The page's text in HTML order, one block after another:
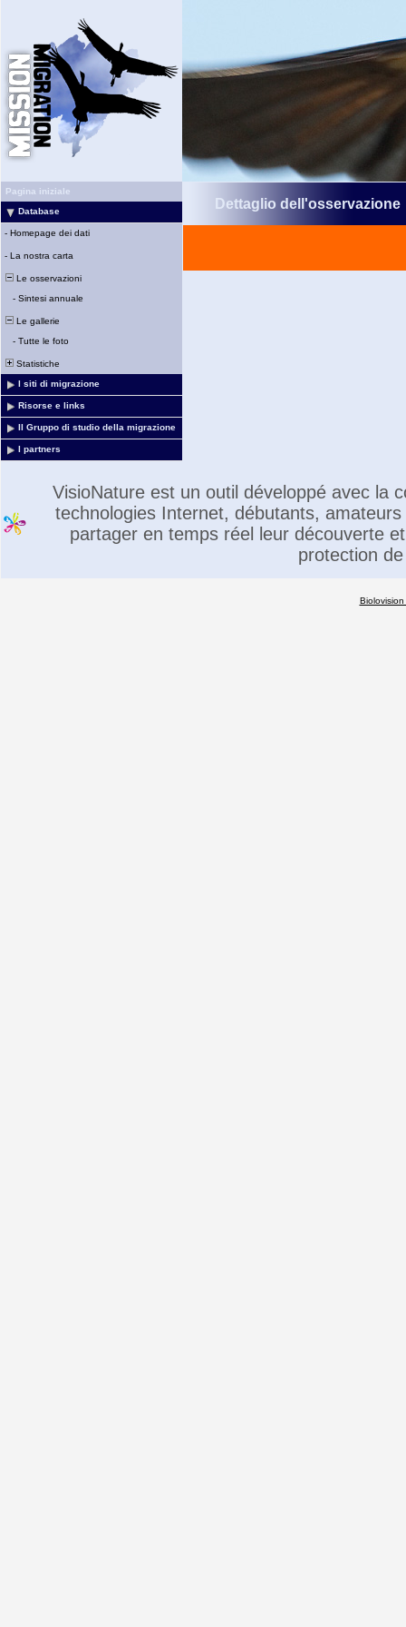
Pagina iniziale
Database
- Homepage dei dati
- La nostra carta
Le osservazioni
- Sintesi annuale
Le gallerie
- Tutte le foto
Statistiche
I siti di migrazione
Risorse e links
Il Gruppo di studio della migrazione
I partners
Dettaglio dell'osservazione
VisioNature est un outil développé avec la
technologies Internet, débutants,
partager en temps réel leur découverte
protection
Biolovision